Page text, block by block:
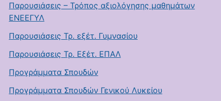
Παρουσιάσεις – Τρόπος αξιολόγησης μαθημάτων
ΕΝΕΕΓΥΛ
Παρουσιάσεις Τρ. εξέτ. Γυμνασίου
Παρουσιάσεις Τρ. Εξέτ. ΕΠΑΛ
Προγράμματα Σπουδών
Προγράμματα Σπουδών Γενικού Λυκείου